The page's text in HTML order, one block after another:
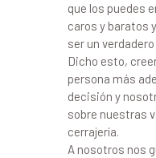
que los puedes
caros y baratos
ser un
Dicho esto,
persona más
decisión y
sobre nuestras
cerrajería.
A nosotros nos